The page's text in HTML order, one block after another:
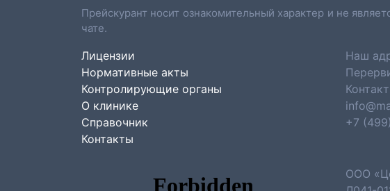
Прейскурант носит ознакомительный характер и не
чате.
Лицензии
Нормативные акты
Контролирующие органы
О клинике
Справочник
Контакты
Наш
+7
ООО